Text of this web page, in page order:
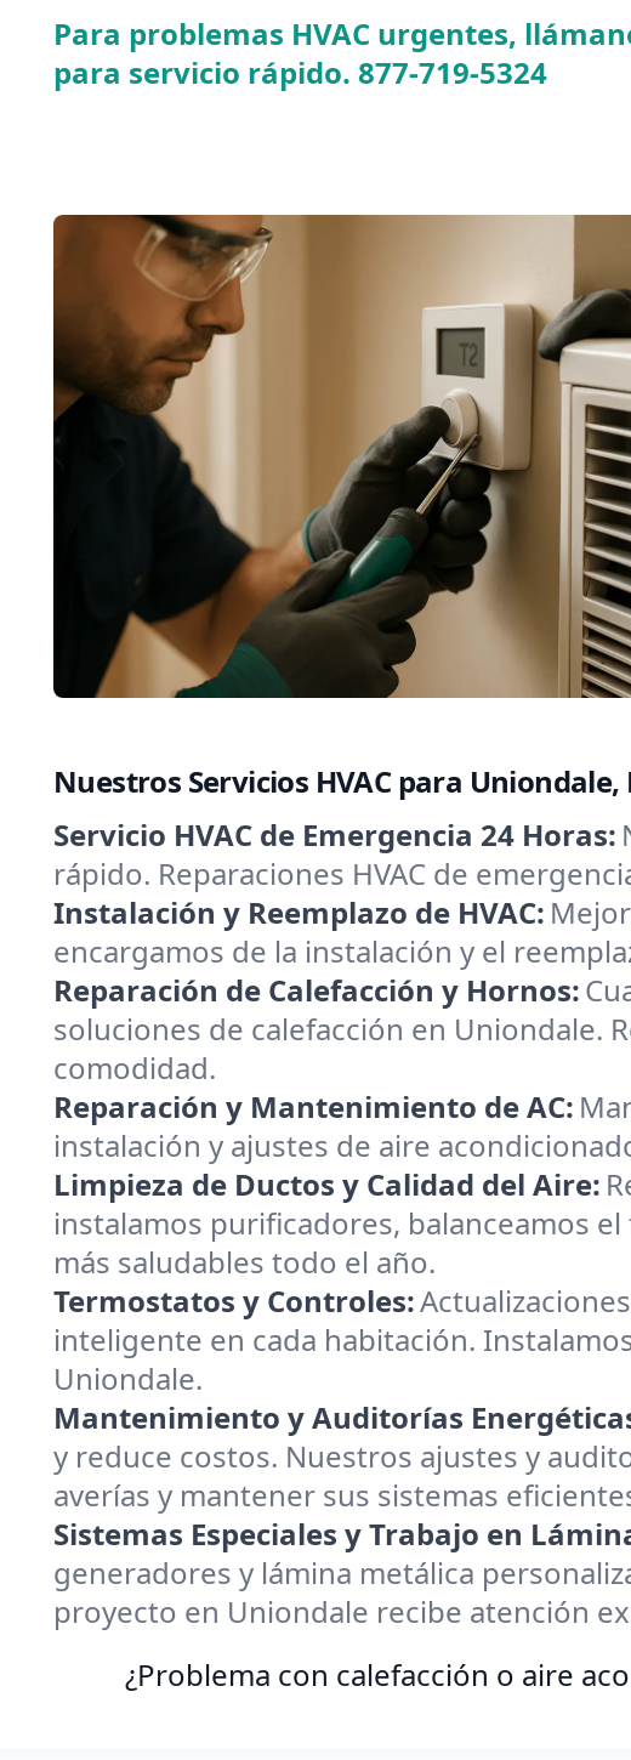
Para problemas HVAC urgentes,
para servicio rápido. 877-719-5324
Nuestros Servicios HVAC para
Servicio HVAC de Emergencia 24 Horas:
rápido. Reparaciones HVAC de
Instalación y Reemplazo de HVAC:
encargamos de la instalación y el
Reparación de Calefacción y Hornos:
soluciones de calefacción en Uniondale.
comodidad.
Reparación y Mantenimiento de AC:
instalación y ajustes de aire
Limpieza de Ductos y Calidad del Aire:
instalamos purificadores, balanceamos
más saludables todo el año.
Termostatos y Controles:
inteligente en cada habitación.
Uniondale.
Mantenimiento y Auditorías
y reduce costos. Nuestros ajustes y
averías y mantener sus sistemas
Sistemas Especiales y Trabajo en
generadores y lámina metálica
proyecto en Uniondale recibe atención
¿Problema con calefacción o aire